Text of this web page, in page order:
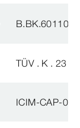
TÜV . K . 23 -
ICIM-CAP-